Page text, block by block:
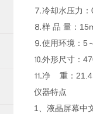
⒎冷却水压力：
⒏样 品 量：
⒐使用环境：5
⒑外形尺寸：
⒒净 重：
仪器特点
1、液晶屏幕中